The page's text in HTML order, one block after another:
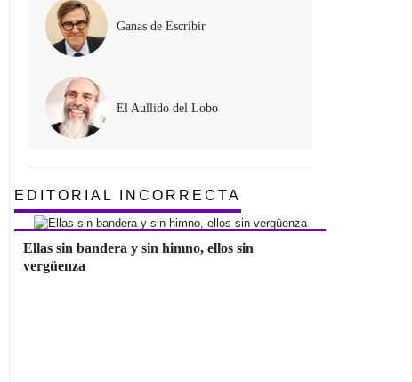
Ganas de Escribir
El Aullido del Lobo
EDITORIAL INCORRECTA
Ellas sin bandera y sin himno, ellos sin
vergüenza